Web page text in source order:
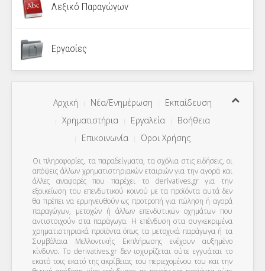
Λεξικό Παραγώγων
Εργασίες
Αρχική Νέα/Ενημέρωση
Εκπαίδευση
Χρηματιστήρια
Εργαλεία
Βοήθεια
Επικοινωνία
Όροι Χρήσης
Οι πληροφορίες, τα παραδείγματα, τα σχόλια στις ειδήσεις, οι
απόψεις άλλων χρηματιστηριακών εταιριών για την αγορά και
άλλες αναφορές που παρέχει το derivatives.gr για την
εξοικείωση του επενδυτικού κοινού με τα προϊόντα αυτά δεν
θα πρέπει να ερμηνευθούν ως προτροπή για πώληση ή αγορά
παραγώγων, μετοχών ή άλλων επενδυτικών οχημάτων που
αντιστοιχούν στα παράγωγα. Η επένδυση στα συγκεκριμένα
χρηματιστηριακά προϊόντα όπως τα μετοχικά παράγωγα ή τα
Συμβόλαια Μελλοντικής Εκπλήρωσης ενέχουν αυξημένο
κίνδυνο. Το derivatives.gr δεν ισχυρίζεται ούτε εγγυάται το
εκατό τοις εκατό της ακρίβειας του περιεχομένου του και την